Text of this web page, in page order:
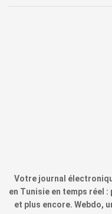
Votre journal
en Tunisie en temps réel
et plus encore. Webdo,